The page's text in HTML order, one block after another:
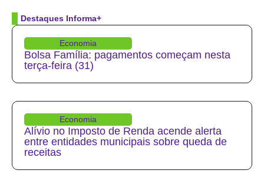
Destaques Informa+
Economia
Bolsa Família: pagamentos começam nesta
terça-feira (31)
Economia
Alívio no Imposto de Renda acende alerta
entre entidades municipais sobre queda de
receitas